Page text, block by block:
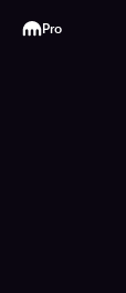
Kraken
Pro